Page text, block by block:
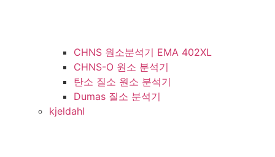
CHNS 원소분석기 EMA 402XL
CHNS-O 원소 분석기
탄소 질소 원소 분석기
Dumas 질소 분석기
kjeldahl